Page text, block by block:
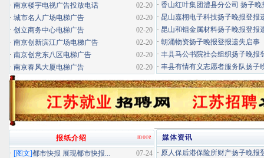
· 香山红叶集团澧县分公司 扬子晚
· 昆山嘉栩电子科技扬子晚报登报
· 昆山和锟金属材料扬子晚报登报
· 朝涌物资扬子晚报登报遗失启事
· 丰县马公书院社会组织扬子晚报
· 丰县有情有义志愿者服务队扬子
02-20
· 南京楼宇电视广告投放电话
02-20
· 城市名人广场电梯广告
02-20
· 创立商务中心电梯广告
02-20
· 南京创新滨江广场电梯广告
02-20
· 南京创意东八区电梯广告
02-20
· 南京春风大厦电梯广告
媒体资讯
· 原人保后港保险所财产扬子晚报
more
报纸介绍
07-24
· [图文]都市快报 展现都市快报...